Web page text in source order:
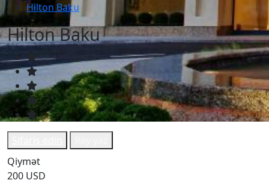
Hilton Baku
Hilton Baku
Qiymət
200 USD